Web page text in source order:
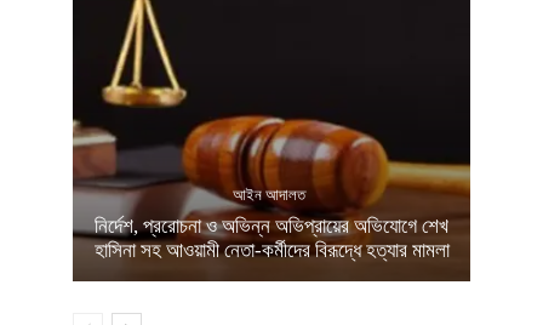
আইন আদালত
নির্দেশ, প্ররোচনা ও অভিন্ন অভিপ্রায়ের অভিযোগে শেখ
হাসিনা সহ আওয়ামী নেতা-কর্মীদের বিরূদ্ধে হত্যার মামলা